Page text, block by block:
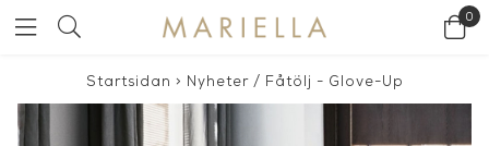
0
Startsidan > Nyheter/ Fåtölj - Glove-Up